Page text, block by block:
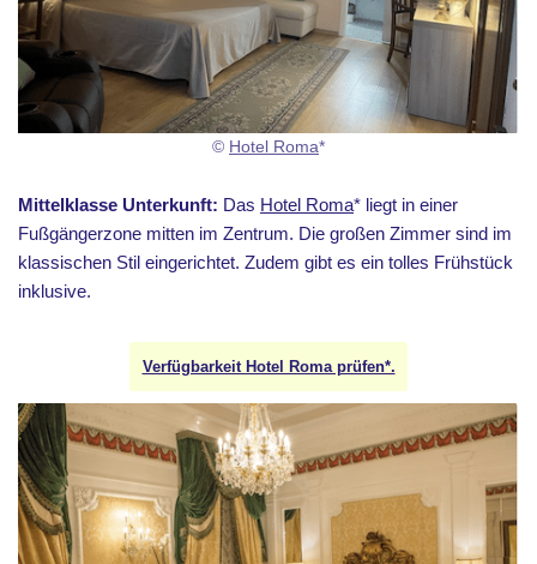
© Hotel Roma*
Mittelklasse Unterkunft: Das Hotel Roma* liegt in einer
Fußgängerzone mitten im Zentrum. Die großen Zimmer sind im
klassischen Stil eingerichtet. Zudem gibt es ein tolles Frühstück
inklusive.
Verfügbarkeit Hotel Roma prüfen*.